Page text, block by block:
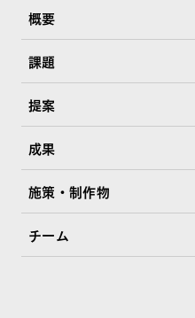
概要
課題
提案
成果
施策・制作物
チーム